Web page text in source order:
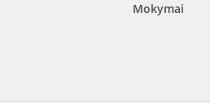
Mokymai